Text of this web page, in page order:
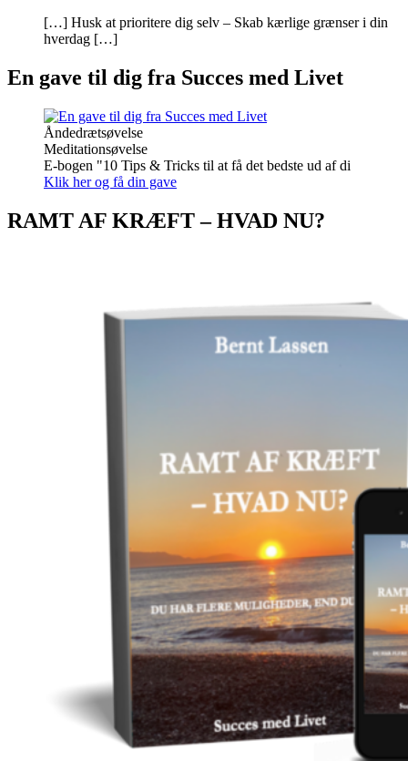
[…] Husk at prioritere dig selv – Skab kærlige grænser i din
hverdag […]
En gave til dig fra Succes med Livet
Åndedrætsøvelse
Meditationsøvelse
E-bogen "10 Tips & Tricks til at få det bedste ud af di
Klik her og få din gave
RAMT AF KRÆFT – HVAD NU?